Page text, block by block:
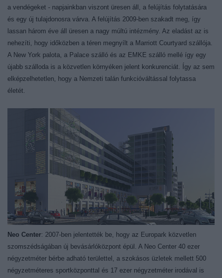
a vendégeket - napjainkban viszont üresen áll, a felújítás folytatására
és egy új tulajdonosra várva. A felújítás 2009-ben szakadt meg, így
lassan három éve áll üresen a nagy múltú intézmény. Az eladást az is
nehezíti, hogy időközben a téren megnyílt a Marriott Courtyard szállója.
A New York palota, a Palace szálló és az EMKE szálló mellé így egy
újabb szálloda is a közvetlen környéken jelent konkurenciát. Így az sem
elképzelhetetlen, hogy a Nemzeti talán funkcióváltással folytassa
életét.
Neo Center: 2007-ben jelentették be, hogy az Europark közvetlen
szomszédságában új bevásárlóközpont épül. A Neo Center 40 ezer
négyzetméter bérbe adható területtel, a szokásos üzletek mellett 500
négyzetméteres sportközponttal és 17 ezer négyzetméter irodával is